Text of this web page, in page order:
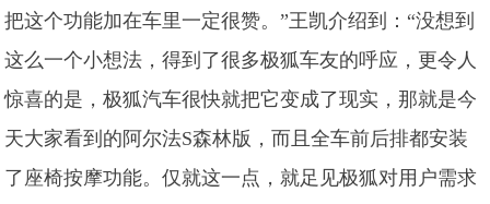
把这个功能加在车里一定很赞。”王凯介绍到：“没想到
这么一个小想法，得到了很多极狐车友的呼应，更令人
惊喜的是，极狐汽车很快就把它变成了现实，那就是今
天大家看到的阿尔法S森林版，而且全车前后排都安装
了座椅按摩功能。仅就这一点，就足见极狐对用户需求